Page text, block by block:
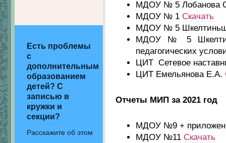
МДОУ № 5 Лобанова
МДОУ № 1 Скачать
МДОУ № 5
МДОУ № 5
педагогических
ЦИТ Сетевое
ЦИТ Емельянова Е.А.
Отчеты МИП за 2021 год
МДОУ №9 +
МДОУ №11 Скачать
Есть проблемы
с
дополнительным
образованием
детей? С
записью в
кружки и
секции?
Расскажите об этом